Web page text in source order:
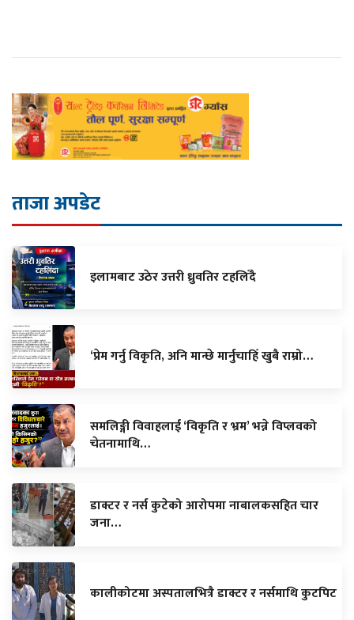
ताजा अपडेट
इलामबाट उठेर उत्तरी ध्रुवतिर टहलिँदै
‘प्रेम गर्नु विकृति, अनि मान्छे मार्नुचाहिँ खुबै राम्रो…
समलिङ्गी विवाहलाई ‘विकृति र भ्रम’ भन्ने विप्लवको
चेतनामाथि…
डाक्टर र नर्स कुटेको आरोपमा नाबालकसहित चार
जना…
कालीकोटमा अस्पतालभित्रै डाक्टर र नर्समाथि कुटपिट